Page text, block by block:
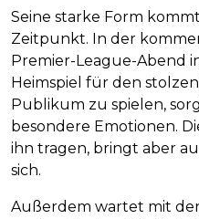
Seine starke Form
Zeitpunkt. In der
Premier-League-Abend
Heimspiel für den
Publikum zu spielen,
besondere Emotionen.
ihn tragen, bringt aber
sich.
Außerdem wartet mit